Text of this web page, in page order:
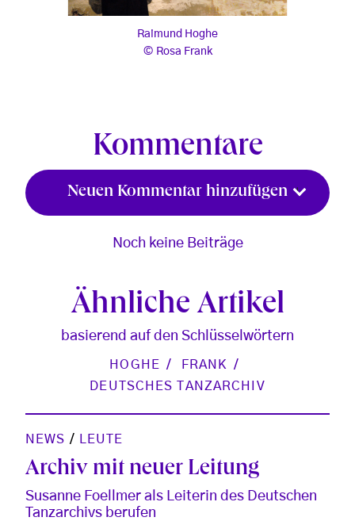
Raimund Hoghe
Rosa Frank
Kommentare
Neuen Kommentar hinzufügen
Noch keine Beiträge
Ähnliche Artikel
basierend auf den Schlüsselwörtern
HOGHE
FRANK
DEUTSCHES TANZARCHIV
NEWS / LEUTE
Archiv mit neuer Leitung
Susanne Foellmer als Leiterin des Deutschen
Tanzarchivs berufen